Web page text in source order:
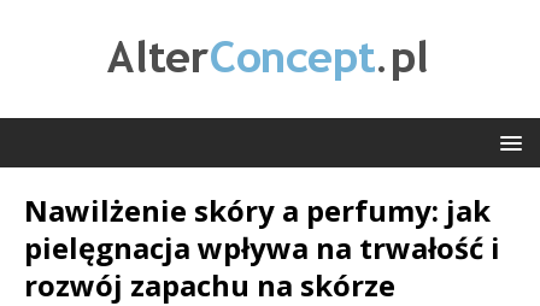
Nawilżenie skóry a perfumy: jak
pielęgnacja wpływa na trwałość i
rozwój zapachu na skórze